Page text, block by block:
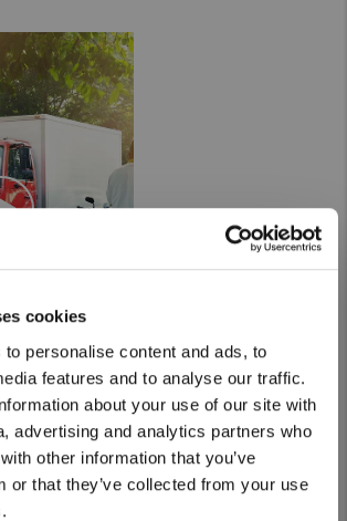
cookies
personalise content and ads, to
features and to analyse our traffic.
about your use of our site with
advertising and analytics partners who
other information that you’ve
or that they’ve collected from your use
that you are visiting from
States. Would you like to go to
States website?
Singapore
Taiwan (Province of China)
Thailand
India
and Middle East
MEENA
Egypt
Americas
Latin America
United States
Return to Global